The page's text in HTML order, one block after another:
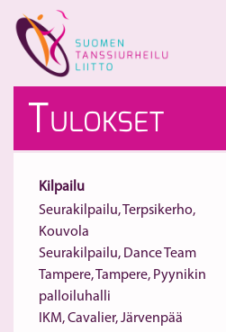
content
ULOKSET
Kilpailu
Seurakilpailu, Terpsikerho,
Kouvola
Seurakilpailu, Dance Team
Tampere, Tampere, Pyynikin
palloiluhalli
IKM, Cavalier, Järvenpää